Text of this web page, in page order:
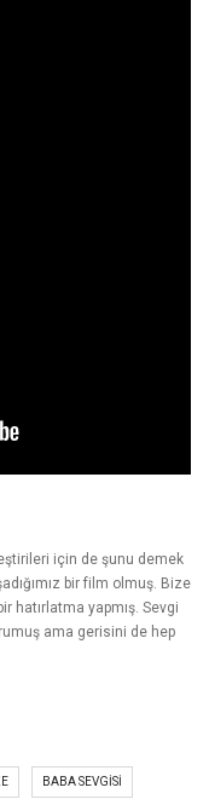
için de şunu demek
bir film olmuş. Bize
hatırlatma yapmış. Sevgi
ama gerisini de hep
BABA SEVGISI